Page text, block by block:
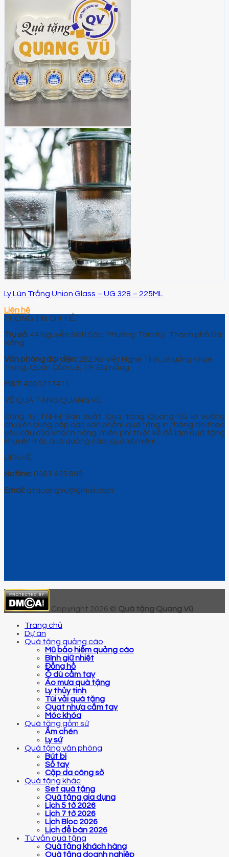
Ly Lùn Trắng Union Glass – UG 328 – 225ML
Liên hệ
THÔNG TIN CHI TIẾT
Trụ sở: 44 Nguyễn Sinh Sắc, Phường Tam Kỳ, Thành phố Đà
Nẵng.
Văn phòng đại diện: 262 Xô Viết Nghệ Tĩnh, phường Khuê
Trung, Quận Cẩm Lệ, TP. Đà Nẵng.
MST: 4001217411
VỀ QUÀ TẶNG QUANG VŨ
Công ty TNHH Sản xuất Quà tặng Quang Vũ là xưởng
chuyên cung cấp các sản phẩm quà tặng in thông tin theo
yêu cầu của khách hàng, miễn phí thiết kế để làm quà tặng
khuyến mãi, quà quảng cáo, quà lưu niệm…
LIÊN HỆ
Hotline: 0961 425 999
Email: qtquangvu@gmail.com
Copyright 2026 © Quà tặng Quang Vũ
Trang chủ
Dự án
Quà tặng quảng cáo
Mũ bảo hiểm quảng cáo
Bình giữ nhiệt
Đồng hồ
Ô dù cầm tay
Áo mưa quà tặng
Ly thủy tinh
Túi vải quà tặng
Quạt nhựa cầm tay
Móc khóa
Quà tặng gốm sứ
Ấm chén
Ly sứ
Quà tặng văn phòng
Bút bi
Sổ tay
Cặp da công sở
Quà tặng khác
Set quà tặng
Quà tặng gia dụng
Lịch 5 tờ 2026
Lịch 7 tờ 2026
Lịch Bloc 2026
Lịch để bàn 2026
Tư vấn quà tặng
Quà tặng khách hàng
Quà tặng doanh nghiệp